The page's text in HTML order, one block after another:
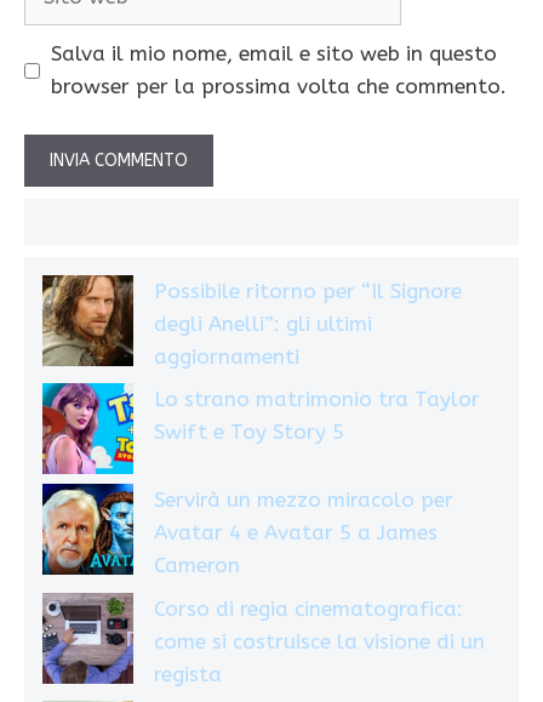
Salva il mio nome, email e sito web in questo
browser per la prossima volta che commento.
Possibile ritorno per “Il Signore
degli Anelli”: gli ultimi
aggiornamenti
Lo strano matrimonio tra Taylor
Swift e Toy Story 5
Servirà un mezzo miracolo per
Avatar 4 e Avatar 5 a James
Cameron
Corso di regia cinematografica:
come si costruisce la visione di un
regista